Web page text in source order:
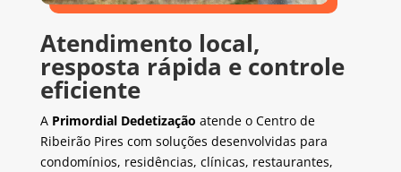
Atendimento local,
resposta rápida e controle
eficiente
A Primordial Dedetização atende o Centro de
Ribeirão Pires com soluções desenvolvidas para
condomínios, residências, clínicas, restaurantes,